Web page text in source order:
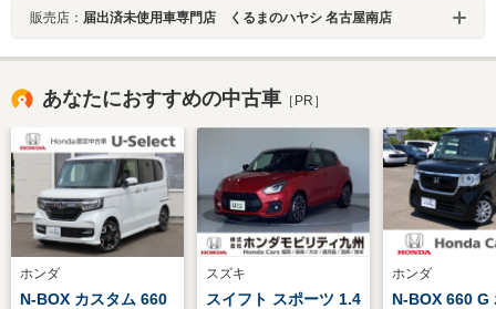
販売店： 届出済未使用車専門店 くるまのハヤシ 名古屋南店
あなたにおすすめの中古車 ［PR］
ホンダ
N-BOX カスタム 660
スズキ
スイフト スポーツ 1.4
ホンダ
N-BOX 660 G